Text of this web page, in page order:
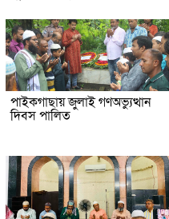
পাইকগাছায় জুলাই গণঅভ্যুত্থান
দিবস পালিত